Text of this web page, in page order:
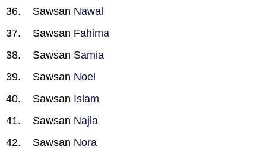
Sawsan Nawal
Sawsan Fahima
Sawsan Samia
Sawsan Noel
Sawsan Islam
Sawsan Najla
Sawsan Nora